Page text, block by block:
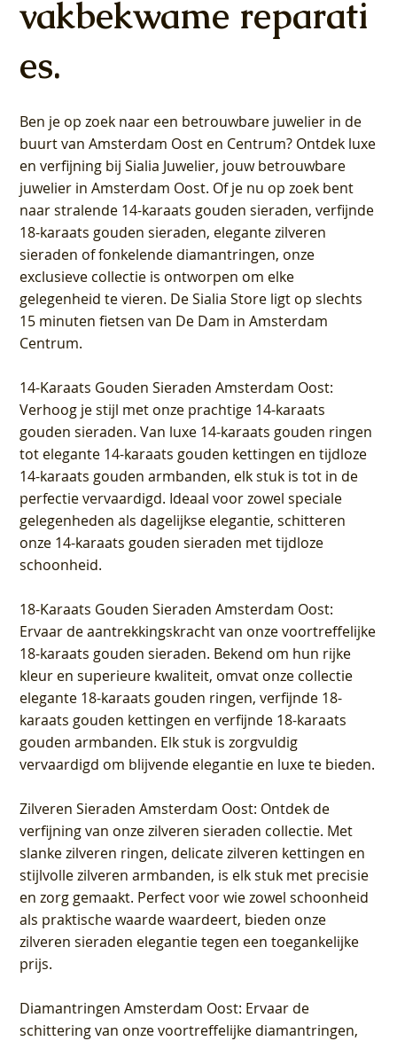
vakbekwame reparati
es.
Ben je op zoek naar een betrouwbare juwelier in de
buurt van Amsterdam Oost en Centrum? Ontdek luxe
en verfijning bij Sialia Juwelier, jouw betrouwbare
juwelier in Amsterdam Oost. Of je nu op zoek bent
naar stralende 14-karaats gouden sieraden, verfijnde
18-karaats gouden sieraden, elegante zilveren
sieraden of fonkelende diamantringen, onze
exclusieve collectie is ontworpen om elke
gelegenheid te vieren. De Sialia Store ligt op slechts
15 minuten fietsen van De Dam in Amsterdam
Centrum.
14-Karaats Gouden Sieraden Amsterdam Oost:
Verhoog je stijl met onze prachtige 14-karaats
gouden sieraden. Van luxe 14-karaats gouden ringen
tot elegante 14-karaats gouden kettingen en tijdloze
14-karaats gouden armbanden, elk stuk is tot in de
perfectie vervaardigd. Ideaal voor zowel speciale
gelegenheden als dagelijkse elegantie, schitteren
onze 14-karaats gouden sieraden met tijdloze
schoonheid.
18-Karaats Gouden Sieraden Amsterdam Oost:
Ervaar de aantrekkingskracht van onze voortreffelijke
18-karaats gouden sieraden. Bekend om hun rijke
kleur en superieure kwaliteit, omvat onze collectie
elegante 18-karaats gouden ringen, verfijnde 18-
karaats gouden kettingen en verfijnde 18-karaats
gouden armbanden. Elk stuk is zorgvuldig
vervaardigd om blijvende elegantie en luxe te bieden.
Zilveren Sieraden Amsterdam Oost: Ontdek de
verfijning van onze zilveren sieraden collectie. Met
slanke zilveren ringen, delicate zilveren kettingen en
stijlvolle zilveren armbanden, is elk stuk met precisie
en zorg gemaakt. Perfect voor wie zowel schoonheid
als praktische waarde waardeert, bieden onze
zilveren sieraden elegantie tegen een toegankelijke
prijs.
Diamantringen Amsterdam Oost: Ervaar de
schittering van onze voortreffelijke diamantringen,